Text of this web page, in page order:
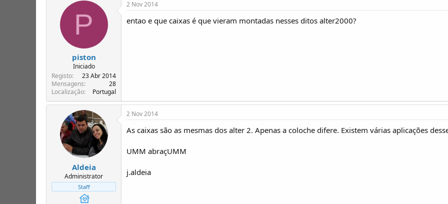
P
piston
Iniciado
Registo
23 Abr 2014
Mensagens
28
Localização
Portugal
2 Nov 2014
entao e que caixas é que vieram montadas nesses ditos alter2000?
Aldeia
Administrator
Staff
2 Nov 2014
As caixas são as mesmas dos alter 2. Apenas a coloche difere. Existem várias aplicações
UMM abraçUMM
j.aldeia